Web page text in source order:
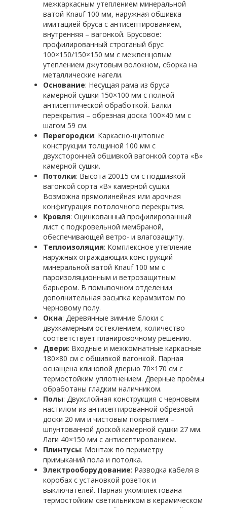
межкаркасным утеплением минеральной
ватой Knauf 100 мм, наружная обшивка
имитацией бруса с антисептированием,
внутренняя – вагонкой. Брусовое:
профилированный строганый брус
100×150/150×150 мм с межвенцовым
утеплением джутовым волокном, сборка на
металлические нагели.
Основание: Несущая рама из бруса
камерной сушки 150×100 мм с полной
антисептической обработкой. Балки
перекрытия – обрезная доска 100×40 мм с
шагом 59 см.
Перегородки: Каркасно-щитовые
конструкции толщиной 100 мм с
двухсторонней обшивкой вагонкой сорта «В»
камерной сушки.
Потолки: Высота 200±5 см с подшивкой
вагонкой сорта «В» камерной сушки.
Возможна прямолинейная или арочная
конфигурация потолочного перекрытия.
Кровля: Оцинкованный профилированный
лист с подкровельной мембраной,
обеспечивающей ветро- и влагозащиту.
Теплоизоляция: Комплексное утепление
наружных ограждающих конструкций
минеральной ватой Knauf 100 мм с
пароизоляционным и ветрозащитным
барьером. В помывочном отделении
дополнительная засыпка керамзитом по
черновому полу.
Окна: Деревянные зимние блоки с
двухкамерным остеклением, количество
соответствует планировочному решению.
Двери: Входные и межкомнатные каркасные
180×80 см с обшивкой вагонкой. Парная
оснащена клиновой дверью 70×170 см с
термостойким уплотнением. Дверные проёмы
обработаны гладким наличником.
Полы: Двухслойная конструкция с черновым
настилом из антисептированной обрезной
доски 20 мм и чистовым покрытием –
шпунтованной доской камерной сушки 27 мм.
Лаги 40×150 мм с антисептированием.
Плинтусы: Монтаж по периметру
примыканий пола и потолка.
Электрооборудование: Разводка кабеля в
коробах с установкой розеток и
выключателей. Парная укомплектована
термостойким светильником в керамическом